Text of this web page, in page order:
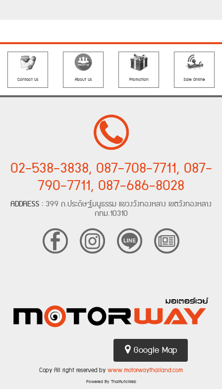
Contact Us About Us Promotion Sale Online
02-538-3838, 087-708-7711, 087-
790-7711, 087-686-8028
ADDRESS : 399 ถ.ประดิษฐ์มนูธรรม แขวงวังทองหลาง เขตวังทองหลาง
กทม.10310
Google Map
Copy All right reserved bywww.motorwaythailand.com
Powered By ThaiAutoWeb